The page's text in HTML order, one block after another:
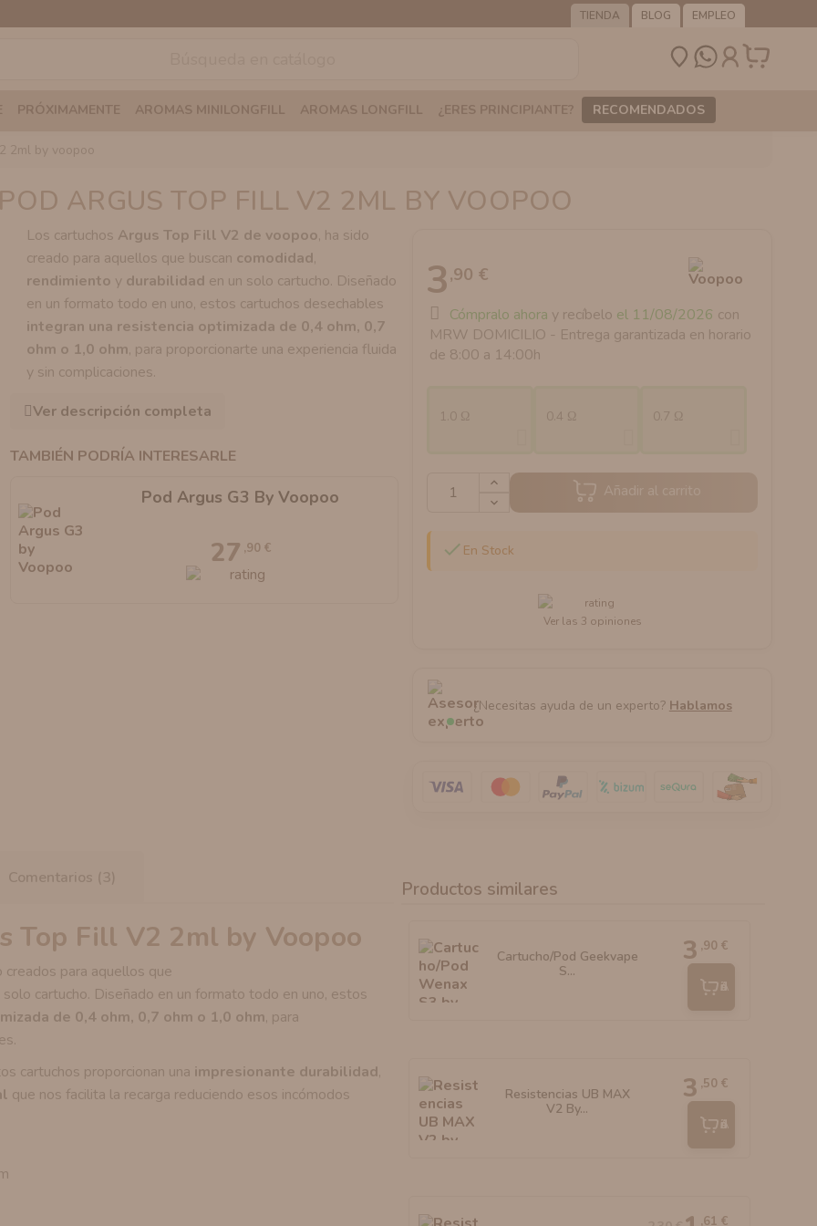
TIENDA BLOG EMPLEO
PRÓXIMAMENTE AROMAS MINILONGFILL AROMAS LONGFILL ¿ERES PRINCIPIANTE? RECOMENDADOS
2ml by voopoo
ARGUS TOP FILL V2 2ML BY VOOPOO
Los cartuchos Argus Top Fill V2 de voopoo, ha sido
creado para aquellos que buscan comodidad,
rendimiento y durabilidad en un solo cartucho. Diseñado
en un formato todo en uno, estos cartuchos desechables
integran una resistencia optimizada de 0,4 ohm, 0,7
ohm o 1,0 ohm, para proporcionarte una experiencia fluida
y sin complicaciones.
Ver descripción completa
TAMBIÉN PODRÍA INTERESARLE
Pod Argus G3 By Voopoo
27 ,90 €
3,90 €
Cómpralo ahora y recíbelo el 11/08/2026 con
MRW DOMICILIO - Entrega garantizada en horario
de 8:00 a 14:00h
1.0 Ω 0.4 Ω 0.7 Ω
Añadir al carrito
 En Stock
Ver las 3 opiniones
¿Necesitas ayuda de un experto? Hablamos
Comentarios (3)
Top Fill V2 2ml by Voopoo
creados para aquellos que
solo cartucho. Diseñado en un formato todo en uno, estos
de 0,4 ohm, 0,7 ohm o 1,0 ohm, para
cartuchos proporcionan una impresionante durabilidad,
que nos facilita la recarga reduciendo esos incómodos
Productos similares
Cartucho/Pod Geekvape
S...
3 ,90 €
Añadir
Resistencias UB MAX
V2 By...
3 ,50 €
Añadir
,61 €